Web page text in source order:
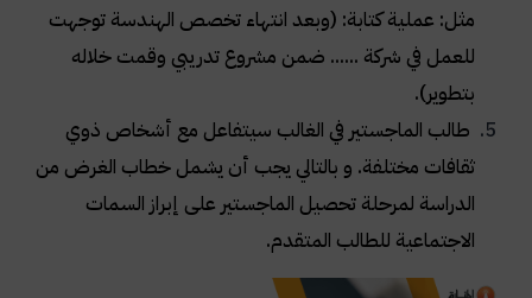
مثل: عملية كتابة: (وبعد انتهاء تخصص الهندسة توجهت
للعمل في شركة ...... ضمن مشروع تدريبي وقمت خلاله
بتطوير).
طالب الماجستير في الغالب سيتفاعل مع أشخاص ذوي
ثقافات مختلفة. و بالتالي يجب أن يشمل خطاب الغرض من
الدراسة لمرحلة تحصيل الماجستير على إبراز السمات
الاجتماعية للطالب المتقدم.